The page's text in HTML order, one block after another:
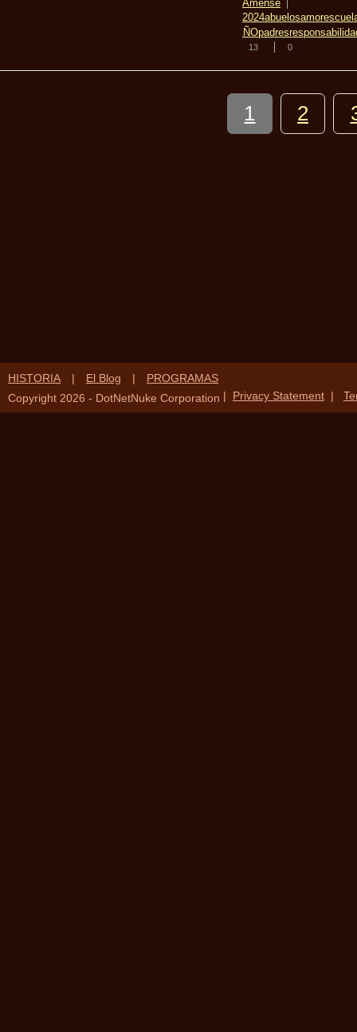
Amense
2024abuelosamor
AÑOpadres
13 0
1 2
HISTORIA | El Blog |
PROGRAMAS
Copyright 2026 - DotNetNuke Corporation | Privacy Statement |